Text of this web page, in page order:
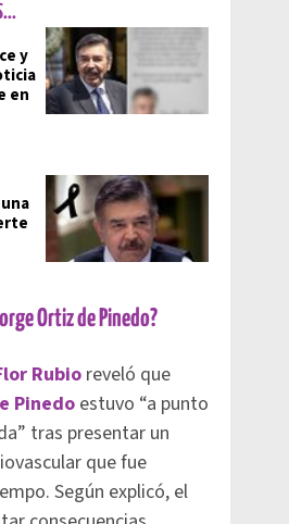
y
en
Ortiz de Pinedo?
Rubio reveló que
Pinedo estuvo “a punto
tras presentar un
que fue
Según explicó, el